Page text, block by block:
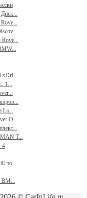
xDri...
1...
La...
D...
T...
4
по...
BM...